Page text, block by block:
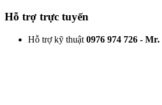
Hỗ trợ trực tuyến
Hỗ trợ kỹ thuật 0976 974 726 -